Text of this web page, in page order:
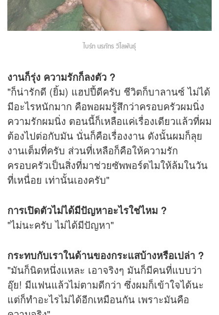
ไบร์ท นรภัทร วิไลพันธุ์
งานก็รุ่ง ความรักก็ลงตัว ?
"ก็น่ารักดี (ยิ้ม) แฮปปี้ดีครับ ชีวิตก็บาลานซ์ ไม่ได้
มีอะไรหนักมาก คือพอผมรู้สึกว่าครอบครัวผมนิ่ง
ความรักผมนิ่ง ตอนนี้ก็เหลือแค่เรื่องเดียวแล้วที่ผม
ต้องไปต่อกับมัน นั่นก็คือเรื่องงาน ดังนั้นผมก็ลุย
งานเต็มที่ครับ ส่วนที่เหลือก็คือให้ความรัก
ครอบครัวเป็นสิ่งที่มาช่วยซัพพอร์ตไมให้ล้มในวัน
ที่เหนื่อย เท่านั้นเองครับ"
การเปิดตัวไม่ได้มีปัญหาอะไรใช่ไหม ?
"ไม่นะครับ ไม่ได้มีปัญหา"
กระทบกับเราในด้านของกระแสบ้างหรือเปล่า ?
"มันก็นิดหนึ่งแหละ เอาจริงๆ มันก็มีคนที่แบบว่า
อุ๊ย! มีแฟนแล้วไม่ตามดีกว่า ซึ่งผมก็เข้าใจได้นะ
แต่ก็ทำอะไรไม่ได้อีกเหมือนกัน เพราะมันคือ